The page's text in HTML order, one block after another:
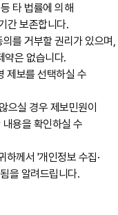
타 법률에 의해
간 보존합니다.
를 거부할 권리가 있으며,
약은 없습니다.
제보를 선택하실 수
으실 경우 제보민원이
용을 확인하실 수
하께서 '개인정보 수집·
을 알려드립니다.